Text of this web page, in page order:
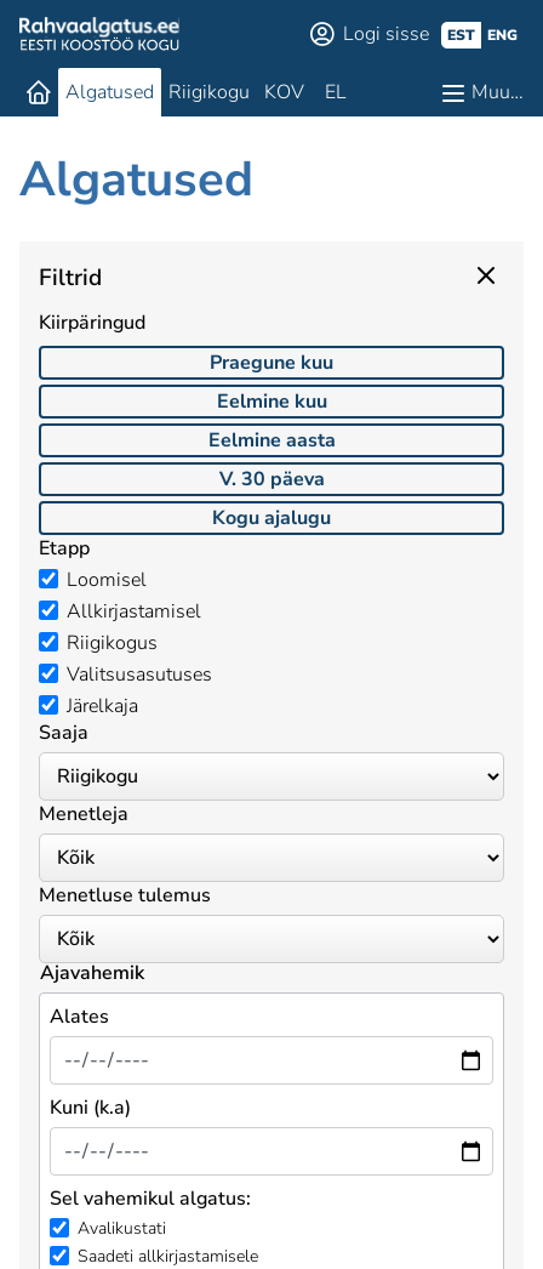
Logi sisse EST ENG
Algatused Riigikogu KOV EL Muu…
Algatused
Filtrid
Kiirpäringud
Praegune kuu
Eelmine kuu
Eelmine aasta
V. 30 päeva
Kogu ajalugu
Etapp
Loomisel
Allkirjastamisel
Riigikogus
Valitsusasutuses
Järelkaja
Saaja
Menetleja
Menetluse tulemus
Ajavahemik
Alates
Kuni (k.a)
Sel vahemikul algatus:
Avalikustati
Saadeti allkirjastamisele